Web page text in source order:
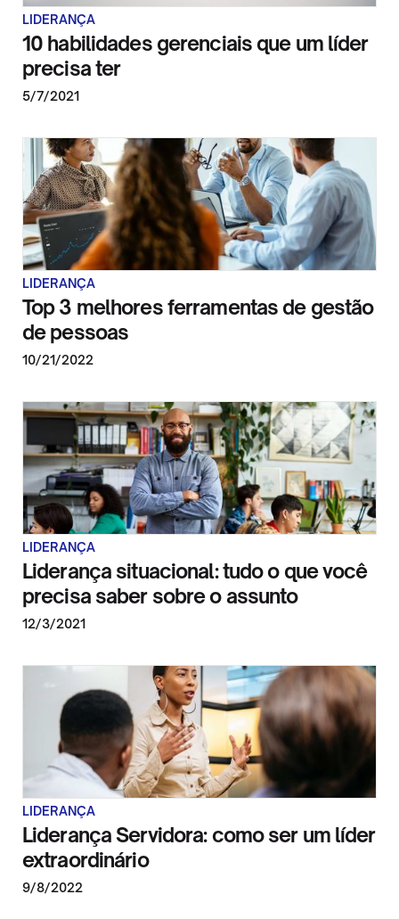
LIDERANÇA
10 habilidades gerenciais que um líder
precisa ter
5/7/2021
LIDERANÇA
Top 3 melhores ferramentas de gestão
de pessoas
10/21/2022
LIDERANÇA
Liderança situacional: tudo o que você
precisa saber sobre o assunto
12/3/2021
LIDERANÇA
Liderança Servidora: como ser um líder
extraordinário
9/8/2022